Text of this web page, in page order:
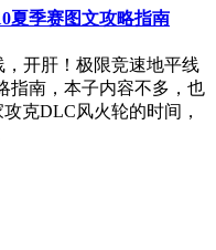
夏季赛图文攻略指南
开肝！极限竞速地平线
指南，本子内容不多，也
克DLC风火轮的时间，